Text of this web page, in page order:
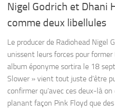
Nigel Godrich et Dhani
comme deux libellules
Le producer de Radiohead Nigel
unissent leurs forces pour
album éponyme sortira le 18
Slower » vient tout juste d’être
confirmer qu’avec ces deux-là
planant façon Pink Floyd que